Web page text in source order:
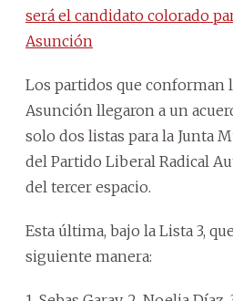
será el candidato colorado
Asunción
Los partidos que conforman
Asunción llegaron a un
solo dos listas para la Junta
del Partido Liberal Radical
del tercer espacio.
Esta última, bajo la Lista 3,
siguiente manera: